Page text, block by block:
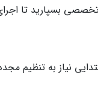
بسپارید تا
نیاز به تنظیم